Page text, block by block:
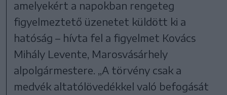
amelyekért a napokban rengeteg
figyelmeztető üzenetet küldött ki a
hatóság – hívta fel a figyelmet Kovács
Mihály Levente, Marosvásárhely
alpolgármestere. „A törvény csak a
medvék altatólövedékkel való befogását